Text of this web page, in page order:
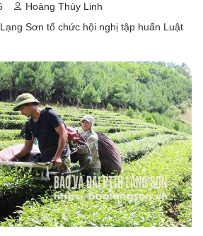
Hoàng Thùy Linh
Sơn tổ chức hội nghị tập huấn Luật